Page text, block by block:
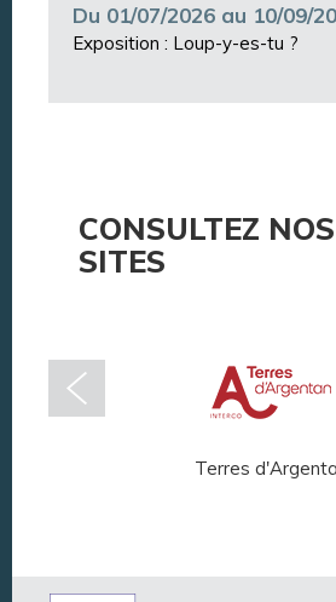
Du 01/07/2026 au 10/09/
Exposition : Loup-y-es-tu ?
CONSULTEZ
SITES
Terres